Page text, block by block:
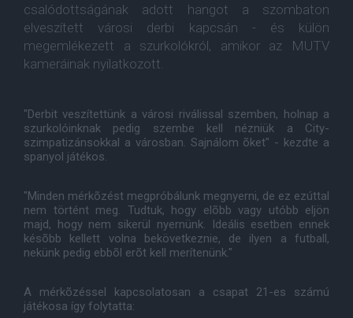
csalódottságának adott hangot a szombaton
elveszített városi derbi kapcsán - és külön
megemlékezett a szurkolókról, amikor az MUTV
kameráinak nyilatkozott.
"Derbit veszítettünk a városi riválissal szemben, holnap a
szurkolóinknak pedig szembe kell nézniük a City-
szimpatizánsokkal a városban. Sajnálom õket" - kezdte a
spanyol játékos.
"Minden mérkõzést megpróbálunk megnyerni, de ez ezúttal
nem történt meg. Tudtuk, hogy elõbb vagy utóbb eljön
majd, hogy nem sikerül nyernünk. Ideális esetben ennek
késõbb kellett volna bekövetkeznie, de ilyen a futball,
nekünk pedig ebbõl erõt kell merítenünk."
A mérkõzéssel kapcsolatosan a csapat 21-es számú
játékosa így folytatta: